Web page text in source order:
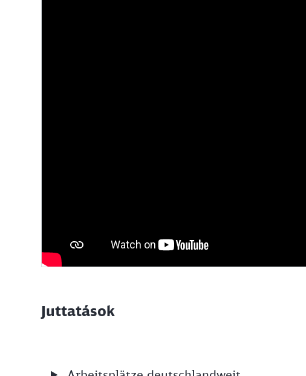
Juttatások